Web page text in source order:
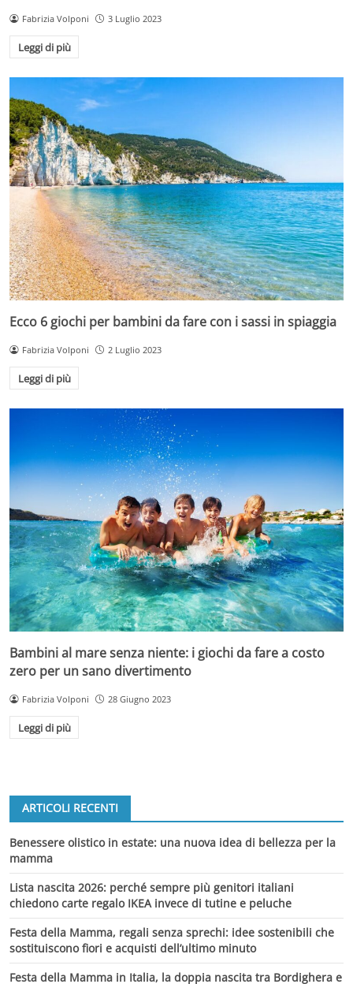
Fabrizia Volponi 3 Luglio 2023
Leggi di più
Ecco 6 giochi per bambini da fare con i sassi in spiaggia
Fabrizia Volponi 2 Luglio 2023
Leggi di più
Bambini al mare senza niente: i giochi da fare a costo
zero per un sano divertimento
Fabrizia Volponi 28 Giugno 2023
Leggi di più
ARTICOLI RECENTI
Benessere olistico in estate: una nuova idea di bellezza per la
mamma
Lista nascita 2026: perché sempre più genitori italiani
chiedono carte regalo IKEA invece di tutine e peluche
Festa della Mamma, regali senza sprechi: idee sostenibili che
sostituiscono fiori e acquisti dell’ultimo minuto
Festa della Mamma in Italia, la doppia nascita tra Bordighera e